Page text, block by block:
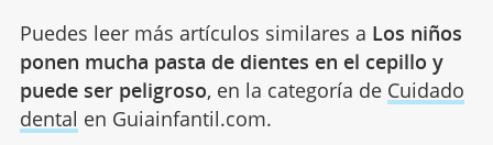
Puedes leer más artículos similares a Los niños
ponen mucha pasta de dientes en el cepillo y
puede ser peligroso, en la categoría de Cuidado
dental en Guiainfantil.com.